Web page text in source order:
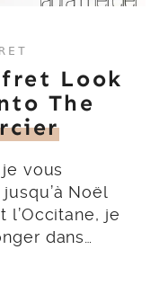
Look
The
vous
Noël
l’Occitane, je
dans…